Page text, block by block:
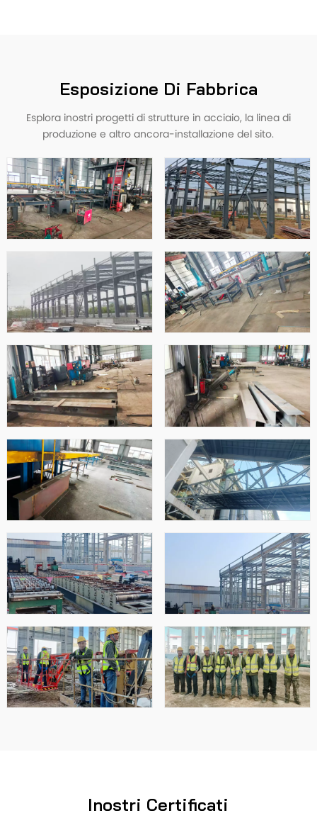
Esposizione Di Fabbrica
Esplora inostri progetti di strutture in acciaio, la linea di
produzione e altro ancora-installazione del sito.
Inostri Certificati